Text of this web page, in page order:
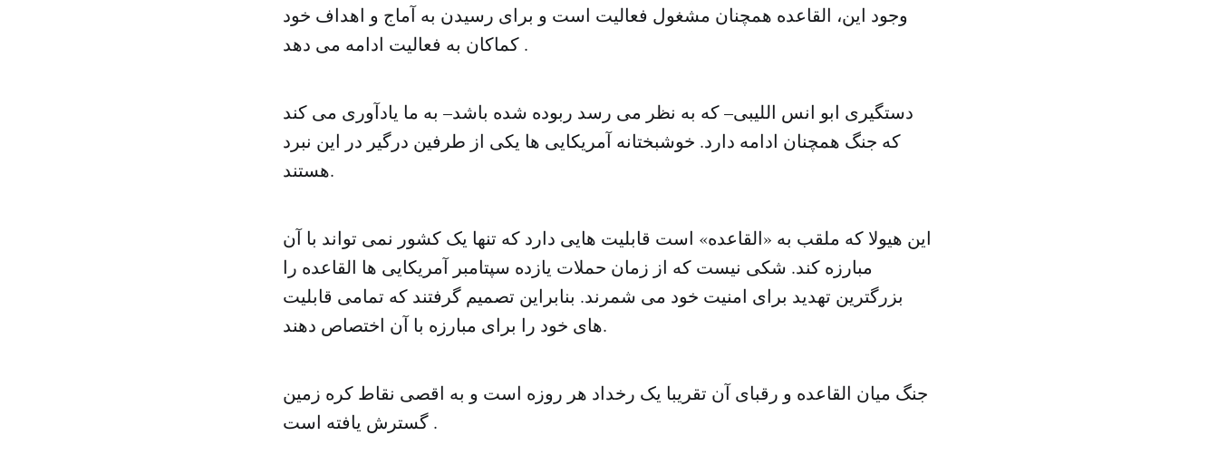
وجود این، القاعده همچنان مشغول فعالیت است و برای رسیدن به آماج و اهداف خود
کماکان به فعالیت ادامه می دهد .
دستگیری ابو انس اللیبی– که به نظر می رسد ربوده شده باشد– به ما یادآوری می کند
که جنگ همچنان ادامه دارد. خوشبختانه آمریکایی ها یکی از طرفین درگیر در این نبرد
هستند.
این هیولا که ملقب به «القاعده» است قابلیت هایی دارد که تنها یک کشور نمی تواند با آن
مبارزه کند. شکی نیست که از زمان حملات یازده سپتامبر آمریکایی ها القاعده را
بزرگترین تهدید برای امنیت خود می شمرند. بنابراین تصمیم گرفتند که تمامی قابلیت
های خود را برای مبارزه با آن اختصاص دهند.
جنگ میان القاعده و رقبای آن تقریبا یک رخداد هر روزه است و به اقصی نقاط کره زمین
گسترش یافته است .